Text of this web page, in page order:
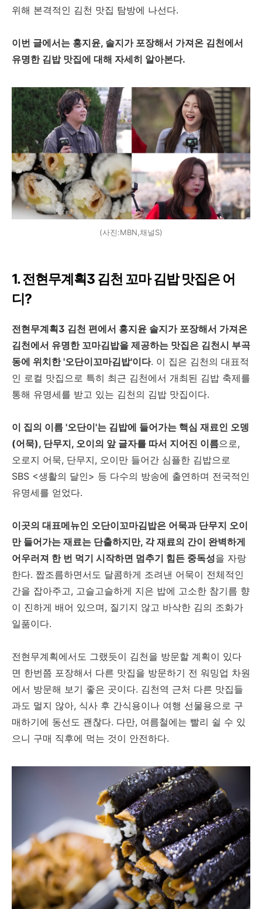
위해 본격적인 김천 맛집 탐방에 나선다.
이번 글에서는 홍지윤, 솔지가 포장해서 가져온 김천에서
유명한 김밥 맛집에 대해 자세히 알아본다.
(사진:MBN,채널S)
1. 전현무계획3 김천 꼬마 김밥 맛집은 어
디?
전현무계획3 김천 편에서 홍지윤 솔지가 포장해서 가져온
김천에서 유명한 꼬마김밥을 제공하는 맛집은 김천시 부곡
동에 위치한 '오단이꼬마김밥'이다. 이 집은 김천의 대표적
인 로컬 맛집으로 특히 최근 김천에서 개최된 김밥 축제를
통해 유명세를 받고 있는 김천의 김밥 맛집이다.
이 집의 이름 '오단이'는 김밥에 들어가는 핵심 재료인 오뎅
(어묵), 단무지, 오이의 앞 글자를 따서 지어진 이름으로,
오로지 어묵, 단무지, 오이만 들어간 심플한 김밥으로
SBS <생활의 달인> 등 다수의 방송에 출연하며 전국적인
유명세를 얻었다.
이곳의 대표메뉴인 오단이꼬마김밥은 어묵과 단무지 오이
만 들어가는 재료는 단출하지만, 각 재료의 간이 완벽하게
어우러져 한 번 먹기 시작하면 멈추기 힘든 중독성을 자랑
한다. 짭조름하면서도 달콤하게 조려낸 어묵이 전체적인
간을 잡아주고, 고슬고슬하게 지은 밥에 고소한 참기름 향
이 진하게 배어 있으며, 질기지 않고 바삭한 김의 조화가
일품이다.
전현무계획에서도 그랬듯이 김천을 방문할 계획이 있다
면 한번쯤 포장해서 다른 맛집을 방문하기 전 워밍업 차원
에서 방문해 보기 좋은 곳이다. 김천역 근처 다른 맛집들
과도 멀지 않아, 식사 후 간식용이나 여행 선물용으로 구
매하기에 동선도 괜찮다. 다만, 여름철에는 빨리 쉴 수 있
으니 구매 직후에 먹는 것이 안전하다.